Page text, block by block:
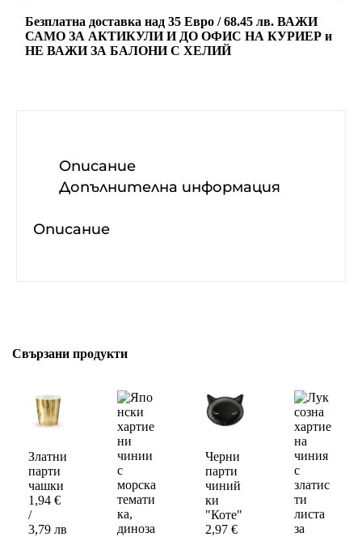
Безплатна доставка над 35 Евро / 68.45 лв.ВАЖИ
САМО ЗА АКТИКУЛИ И ДО ОФИС НА КУРИЕР и
НЕ ВАЖИ ЗА БАЛОНИ С ХЕЛИЙ
Описание
Допълнителна информация
Описание
Свързани продукти
Златни
парти
чашки
1,94 €
/
3,79 лв
Черни
парти
чиний
ки
"Коте"
2,97 €